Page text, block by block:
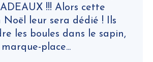
!!! Alors cette
Noël leur sera dédié ! Ils
les boules dans le sapin,
place...